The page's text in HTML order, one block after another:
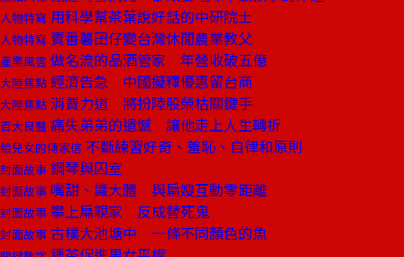
人物特寫 用科學幫茶葉說好話的中研院士
人物特寫 賣番薯囝仔變台灣休閒農業教父
產業風雲 做名流的品酒管家 年營收破五億
大陸焦點 經濟告急 中國擬釋優惠留台商
大陸焦點 消費力道 將扮陸股榮枯關鍵手
百大良醫 痛失弟弟的遺憾 讓他走上人生轉折
給兒女的傳家信 不斷練習好奇、羞恥、自律和原則
封面故事 鋼琴與囚室
封面故事 嘴甜、識大體 與扁嫂互動零距離
封面故事 攀上扁親家 反成替死鬼
封面故事 古樸大池塘中 一條不同顏色的魚